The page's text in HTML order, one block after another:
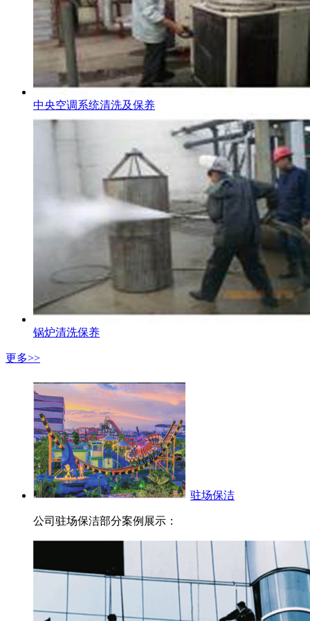
中央空调系统清洗及保养
锅炉清洗保养
更多>>
驻场保洁
公司驻场保洁部分案例展示：